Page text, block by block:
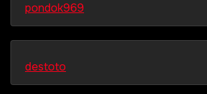
pondok969
destoto